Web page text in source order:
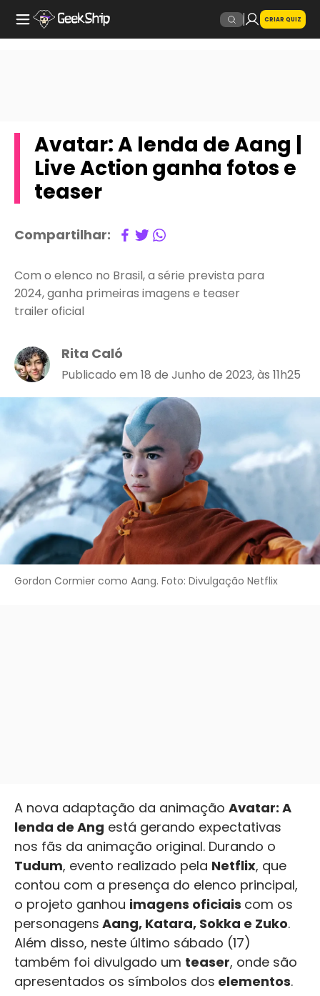
CRIAR QUIZ
Avatar: A lenda de Aang |
Live Action ganha fotos e
teaser
Compartilhar:
Com o elenco no Brasil, a série prevista para
2024, ganha primeiras imagens e teaser
trailer oficial
Rita Caló
Publicado em 18 de Junho de 2023, às 11h25
Gordon Cormier como Aang. Foto: Divulgação Netflix
A nova adaptação da animação Avatar: A
lenda de Ang está gerando expectativas
nos fãs da animação original. Durando o
Tudum, evento realizado pela Netflix, que
contou com a presença do elenco principal,
o projeto ganhou imagens oficiais com os
personagens Aang, Katara, Sokka e Zuko.
Além disso, neste último sábado (17)
também foi divulgado um teaser, onde são
apresentados os símbolos dos elementos.